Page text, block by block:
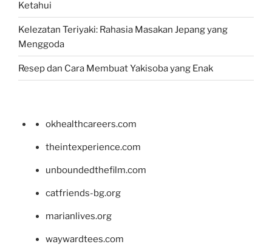
Ketahui
Kelezatan Teriyaki: Rahasia Masakan Jepang yang
Menggoda
Resep dan Cara Membuat Yakisoba yang Enak
okhealthcareers.com
theintexperience.com
unboundedthefilm.com
catfriends-bg.org
marianlives.org
waywardtees.com